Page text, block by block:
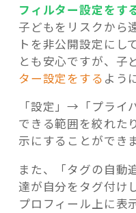
フィルター設定をす
子どもをリスクから
トを非公開設定にし
とも安心ですが、子
ター設定をする よう
「設定」→「プライ
できる範囲を絞れた
示にすることができま
また、「タグの自動
達が自分をタグ付け
プロフィール上に表